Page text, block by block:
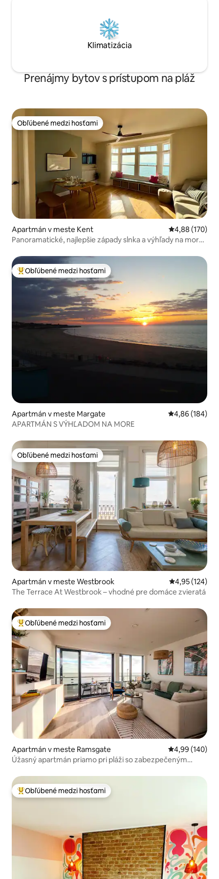
Klimatizácia
Prenájmy bytov s prístupom na pláž
Obľúbené medzi hosťami
Obľúbené medzi hosťami
Apartmán v meste Kent Priemerné
4,88 (170)
Panoramatické, najlepšie západy slnka a výhľady na more
Najobľúbenejšie medzi hosťami
Obľúbené medzi hosťami
Apartmán v meste Margate Priemerné
4,86 (184)
APARTMÁN S VÝHĽADOM NA MORE
Obľúbené medzi hosťami
Obľúbené medzi hosťami
Apartmán v meste Westbrook Priemerné
4,95 (124)
The Terrace At Westbrook – vhodné pre domáce zvieratá
Najobľúbenejšie medzi hosťami
Obľúbené medzi hosťami
Apartmán v meste Ramsgate Priemerné
4,99 (140)
Úžasný apartmán priamo pri pláži so zabezpečeným
Najobľúbenejšie medzi hosťami
Obľúbené medzi hosťami